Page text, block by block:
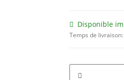
Disponible
Temps de livraison: